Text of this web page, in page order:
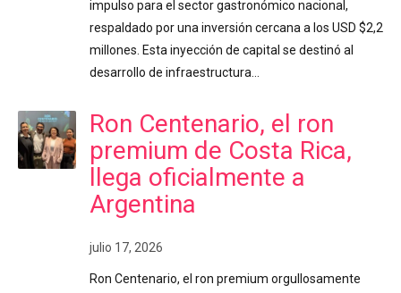
impulso para el sector gastronómico nacional,
respaldado por una inversión cercana a los USD $2,2
millones. Esta inyección de capital se destinó al
desarrollo de infraestructura…
Ron Centenario, el ron
premium de Costa Rica,
llega oficialmente a
Argentina
julio 17, 2026
Ron Centenario, el ron premium orgullosamente